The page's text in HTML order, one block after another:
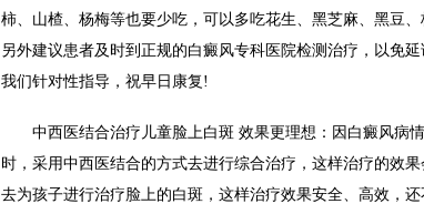
柿、山楂、杨梅等也要少吃，可以多吃花生、黑芝麻、黑豆
另外建议患者及时到正规的白癜风专科医院检测治疗，以免
我们针对性指导，祝早日康复!
中西医结合治疗儿童脸上白斑 效果更理想：因白癜风病
时，采用中西医结合的方式去进行综合治疗，这样治疗的效
去为孩子进行治疗脸上的白斑，这样治疗效果安全、高效，还